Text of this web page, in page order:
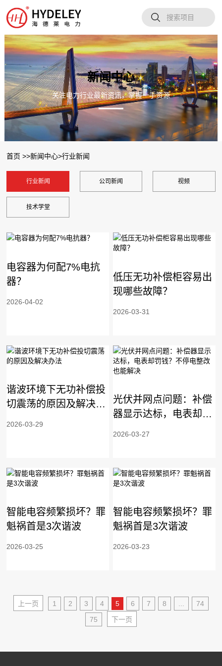
新闻中心
关注电力行业最新资讯，掌握一手资源
首页 >>新闻中心>行业新闻
行业新闻 公司新闻 视频
技术学堂
电容器为何配7%电抗
器？
2026-04-02
低压无功补偿柜容易出
现哪些故障？
2026-03-31
谐波环境下无功补偿投
切震荡的原因及解决办
2026-03-29
光伏并网点问题：补偿
器显示达标，电表却罚
2026-03-27
智能电容频繁损坏？罪
魁祸首是3次谐波
2026-03-25
智能电容频繁损坏？罪
魁祸首是3次谐波
2026-03-23
上一页 1 2 3 4 5 6 7 8 ...
74
75
下一页